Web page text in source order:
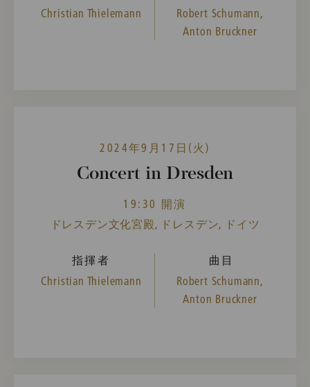
Christian Thielemann
Robert Schumann,
Anton Bruckner
2024年9月17日(火)
Concert in Dresden
19:30 開演
ドレスデン文化宮殿, ドレスデン, ドイツ
指揮者
Christian Thielemann
曲目
Robert Schumann,
Anton Bruckner